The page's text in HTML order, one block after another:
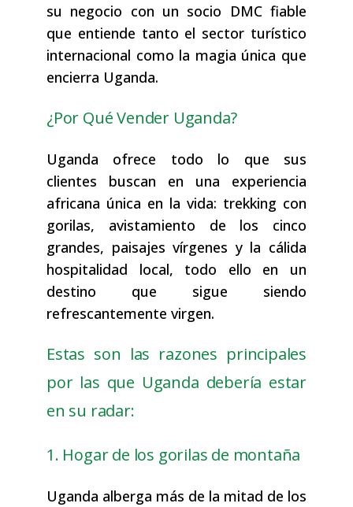
su negocio con un socio DMC fiable
que entiende tanto el sector turístico
internacional como la magia única que
encierra Uganda.
¿Por Qué Vender Uganda?
Uganda ofrece todo lo que sus
clientes buscan en una experiencia
africana única en la vida: trekking con
gorilas, avistamiento de los cinco
grandes, paisajes vírgenes y la cálida
hospitalidad local, todo ello en un
destino que sigue siendo
refrescantemente virgen.
Estas son las razones principales
por las que Uganda debería estar
en su radar:
1. Hogar de los gorilas de montaña
Uganda alberga más de la mitad de los